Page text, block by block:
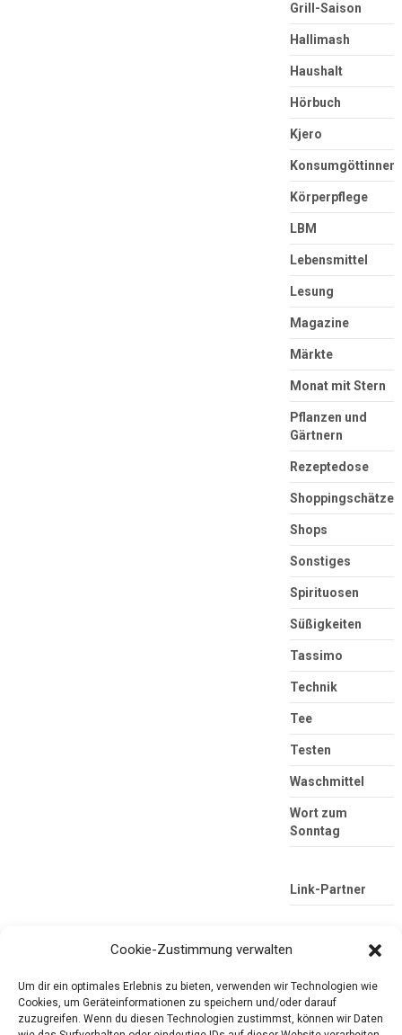
Grill-Saison
Hallimash
Haushalt
Hörbuch
Kjero
Konsumgöttinnen
Körperpflege
LBM
Lebensmittel
Lesung
Magazine
Märkte
Monat mit Stern
Pflanzen und
Gärtnern
Rezeptedose
Shoppingschätze
Shops
Sonstiges
Spirituosen
Süßigkeiten
Tassimo
Technik
Tee
Testen
Waschmittel
Wort zum
Sonntag
Link-Partner
Cookie-Zustimmung verwalten
Um dir ein optimales Erlebnis zu bieten, verwenden wir Technologien wie
Cookies, um Geräteinformationen zu speichern und/oder darauf
zuzugreifen. Wenn du diesen Technologien zustimmst, können wir Daten